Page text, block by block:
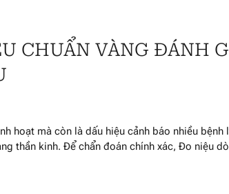
CHUẨN VÀNG ĐÁNH
hoạt mà còn là dấu hiệu cảnh báo nhiều bệnh
thần kinh. Để chẩn đoán chính xác, Đo niệu